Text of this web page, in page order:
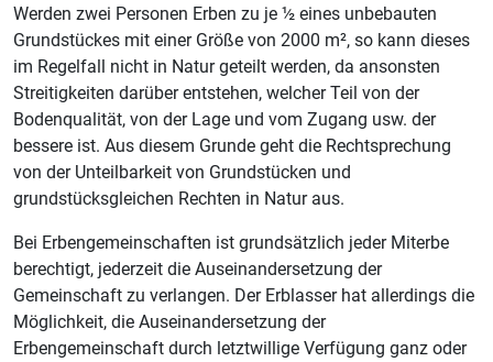
Werden zwei Personen Erben zu je ½ eines unbebauten
Grundstückes mit einer Größe von 2000 m², so kann dieses
im Regelfall nicht in Natur geteilt werden, da ansonsten
Streitigkeiten darüber entstehen, welcher Teil von der
Bodenqualität, von der Lage und vom Zugang usw. der
bessere ist. Aus diesem Grunde geht die Rechtsprechung
von der Unteilbarkeit von Grundstücken und
grundstücksgleichen Rechten in Natur aus.
Bei Erbengemeinschaften ist grundsätzlich jeder Miterbe
berechtigt, jederzeit die Auseinandersetzung der
Gemeinschaft zu verlangen. Der Erblasser hat allerdings die
Möglichkeit, die Auseinandersetzung der
Erbengemeinschaft durch letztwillige Verfügung ganz oder